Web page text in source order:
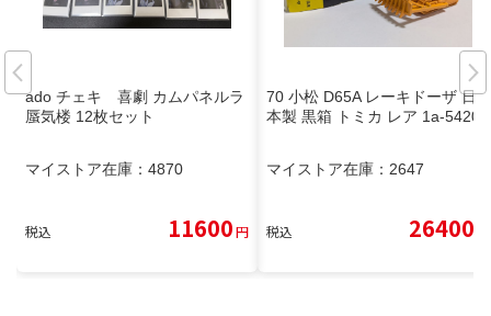
ado チェキ 喜劇 カムパネルラ
蜃気楼 12枚セット
マイストア在庫： 4870
税込 11600円
70 小松 D65A レーキドーザ 日
本製 黒箱 トミカ レア 1a-5420
マイストア在庫： 2647
税込 26400